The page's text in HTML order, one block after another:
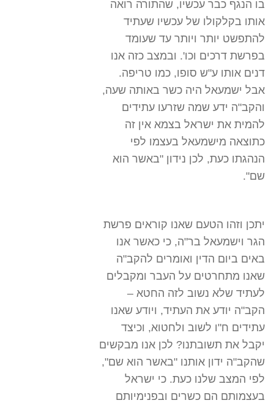
בו הנגף כבר עכשיו, שהתורה רואה
אותו בקלקולו של עכשיו שעתיד
להתפשט יותר ויותר עד שעומד
בפרשת דרכים וכו'. ובמצב כזה אנו
דנים אותו ע"ש סופו, כמו טריפה.
אבל ישמעאל היה כשר באותה שעה,
והקב"ה ידע שמה שזרעו עתידים
להמית את ישראל בצמא אין זה
כתוצאה מישמעאל בעצמו לפי
הנהגתו כעת, לכן נידון "באשר הוא
שם".
יתכן וזהו הטעם שאנו קוראים פרשת
הגר וישמעאל בר"ה, כי כאשר אנו
באים ביום הדין ואומרים להקב"ה
שאנו מתחרטים על העבר ומקבלים
לעתיד שלא נשוב לזה החטא –
הקב"ה יודע את העתיד, ויודע שאנו
עתידים ח"ו לשוב ולחטוא, וכיצד
יקבל את תשובתנו? לכן אנו מבקשים
שהקב"ה ידון אותנו "באשר הוא שם",
לפי המצב שלנו כעת. כי ישראל
בעצמותם הם כשרים ובפנימיותם